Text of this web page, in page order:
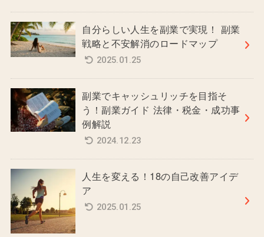
自分らしい人生を副業で実現！ 副業
戦略と不安解消のロードマップ
2025.01.25
副業でキャッシュリッチを目指そ
う！副業ガイド 法律・税金・成功事
例解説
2024.12.23
人生を変える！18の自己改善アイデ
ア
2025.01.25